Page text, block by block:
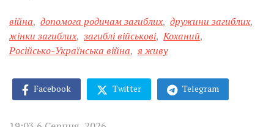
війна, допомога родичам загиблих, дружини загиблих,
жінки загиблих, загиблі військові, Коханий,
Російсько-Українська війна, я живу
Facebook Twitter Telegram